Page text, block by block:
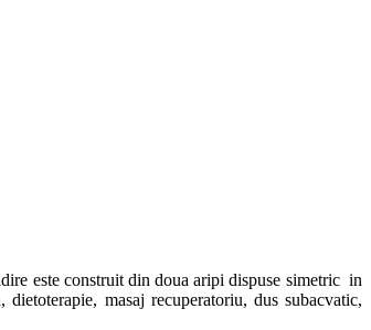
este construit din doua aripi dispuse simetric in
masaj recuperatoriu, dus subacvatic,